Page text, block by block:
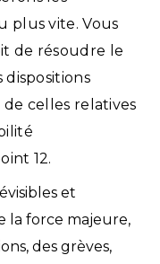
plus vite. Vous
de résoudre le
dispositions
celles relatives
12.
et
la force majeure,
des grèves,